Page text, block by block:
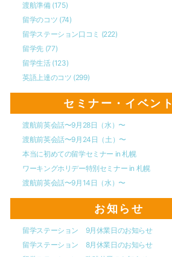
渡航準備 (175)
留学のコツ (74)
留学ステーション口コミ (222)
留学先 (77)
留学生活 (123)
英語上達のコツ (299)
セミナー・イベント
渡航前英会話〜9月28日（水）〜
渡航前英会話〜9月24日（土）〜
本当に初めての留学セミナー in 札幌
ワーキングホリデー特別セミナー in 札幌
渡航前英会話〜9月14日（水）〜
お知らせ
留学ステーション 9月休業日のお知らせ
留学ステーション 8月休業日のお知らせ